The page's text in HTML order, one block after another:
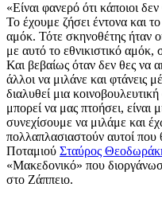
«Είναι φανερό ότι κάποιοι
Το έχουμε ζήσει έντονα και
αμόκ. Τότε σκηνοθέτης
με αυτό το εθνικιστικό
Και βεβαίως όταν δεν θες να
άλλοι να μιλάνε και φτάνεις
διαλυθεί μια
μπορεί να μας πτοήσει, είναι
συνεχίσουμε να μιλάμε και
πολλαπλασιαστούν αυτοί που
Ποταμιού Σταύρος
«Μακεδονικό» που
στο Ζάππειο.